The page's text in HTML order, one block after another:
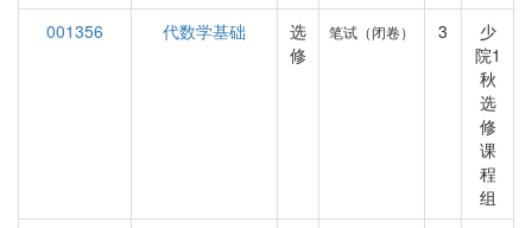
001356
代数学基础
选
修
笔试（闭卷） 3
少
院1
秋
选
修
课
程
组